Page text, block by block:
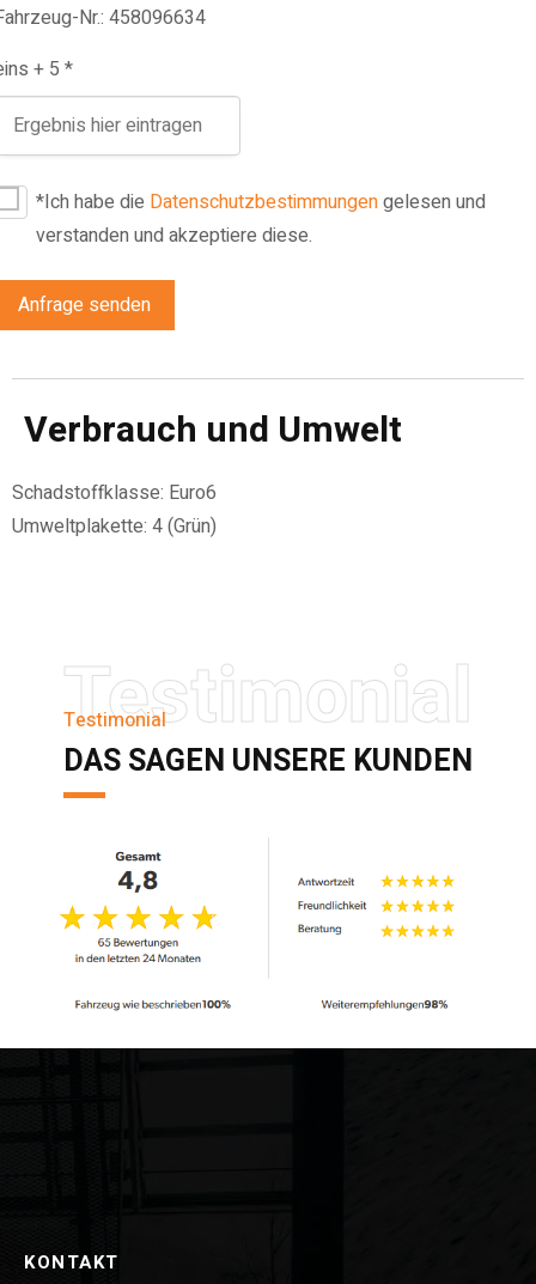
Nr.: 458096634
+ 5 *
*Ich habe die Datenschutzbestimmungengelesen und
verstanden und akzeptiere diese.
Anfrage senden
Verbrauch und Umwelt
Schadstoffklasse: Euro6
Umweltplakette: 4 (Grün)
Testimonial
Testimonial
DAS SAGEN UNSERE KUNDEN
KONTAKT